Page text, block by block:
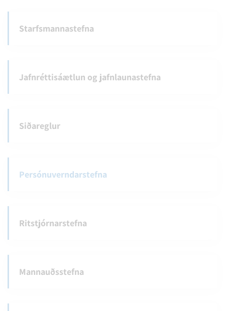
Starfsmannastefna
Jafnréttisáætlun og jafnlaunastefna
Siðareglur
Persónuverndarstefna
Ritstjórnarstefna
Mannauðsstefna